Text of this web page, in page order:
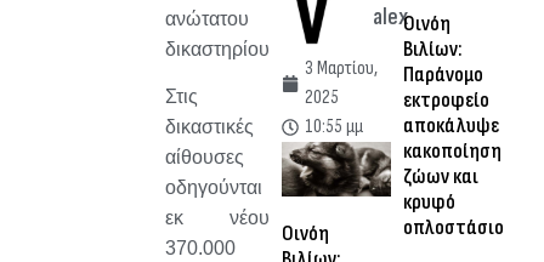
ανώτατου
δικαστηρίου
Στις
δικαστικές
αίθουσες
οδηγούνται
εκ νέου
370.000
alex
3 Μαρτίου,
2025
10:55 μμ
Οινόη
Οινόη
Βιλίων:
Παράνομο
εκτροφείο
αποκάλυψε
κακοποίηση
ζώων και
κρυφό
οπλοστάσιο